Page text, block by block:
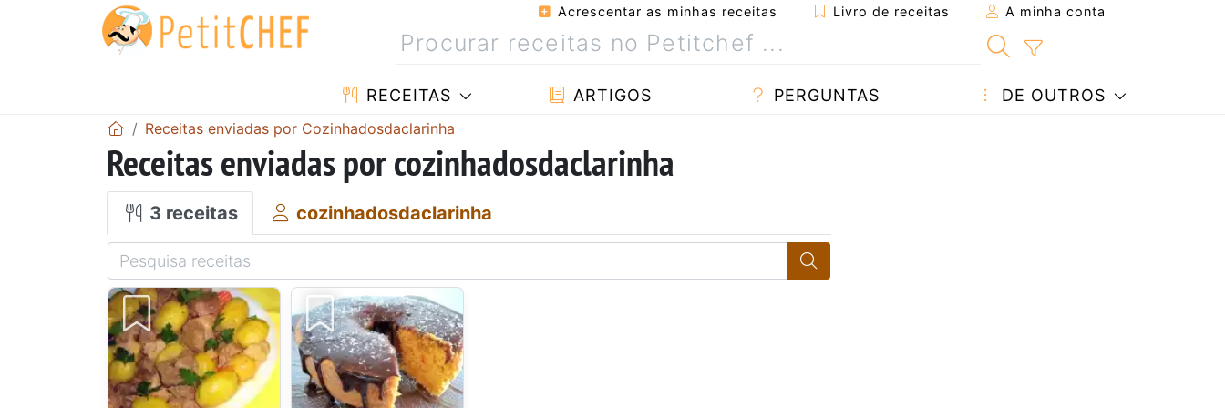
Acrescentar as minhas receitas Livro de receitas A minha conta
RECEITAS ARTIGOS PERGUNTAS DE OUTROS
Receitas enviadas por Cozinhadosdaclarinha
Receitas enviadas por cozinhadosdaclarinha
3 receitas cozinhadosdaclarinha